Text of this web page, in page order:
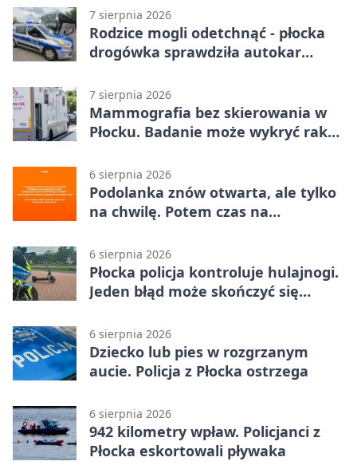
7 sierpnia 2026
Rodzice mogli odetchnąć - płocka
drogówka sprawdziła autokar
7 sierpnia 2026
Mammografia bez skierowania w
Płocku. Badanie może wykryć raka,
6 sierpnia 2026
Podolanka znów otwarta, ale tylko
na chwilę. Potem czas na
6 sierpnia 2026
Płocka policja kontroluje hulajnogi.
Jeden błąd może skończyć się
6 sierpnia 2026
Dziecko lub pies w rozgrzanym
aucie. Policja z Płocka ostrzega
6 sierpnia 2026
942 kilometry wpław. Policjanci z
Płocka eskortowali pływaka